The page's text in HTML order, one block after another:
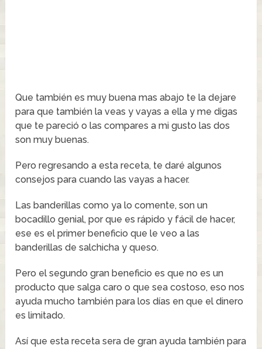
Que también es muy buena mas abajo te la dejare
para que también la veas y vayas a ella y me digas
que te pareció o las compares a mi gusto las dos
son muy buenas.
Pero regresando a esta receta, te daré algunos
consejos para cuando las vayas a hacer.
Las banderillas como ya lo comente, son un
bocadillo genial, por que es rápido y fácil de hacer,
ese es el primer beneficio que le veo a las
banderillas de salchicha y queso.
Pero el segundo gran beneficio es que no es un
producto que salga caro o que sea costoso, eso nos
ayuda mucho también para los días en que el dinero
es limitado.
Así que esta receta sera de gran ayuda también para